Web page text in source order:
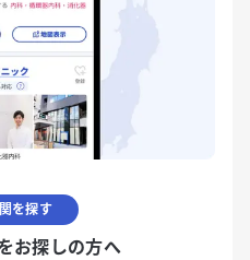
を探す
お探しの方へ